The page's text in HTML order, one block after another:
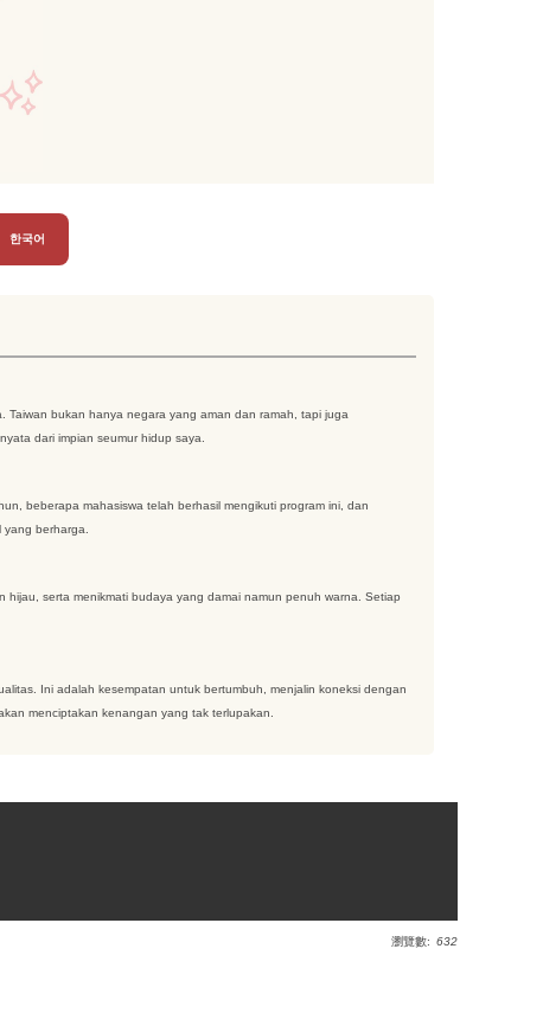
한국어
Taiwan bukan hanya negara yang aman dan ramah, tapi juga
dari impian seumur hidup saya.
beberapa mahasiswa telah berhasil mengikuti program ini, dan
berharga.
serta menikmati budaya yang damai namun penuh warna. Setiap
Ini adalah kesempatan untuk bertumbuh, menjalin koneksi dengan
menciptakan kenangan yang tak terlupakan.
瀏覽數: 632